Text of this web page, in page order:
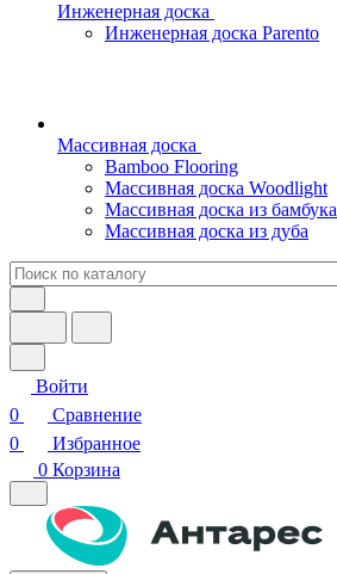
Инженерная доска
Инженерная доска Parento
Массивная доска
Bamboo Flooring
Массивная доска Woodlight
Массивная доска из бамбука
Массивная доска из дуба
Войти
0
Сравнение
0
Избранное
0 Корзина